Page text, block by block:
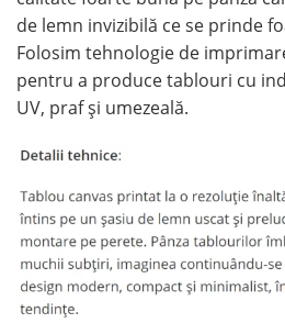
de lemn invizibilă ce se prinde
Folosim tehnologie de
pentru a produce tablouri cu
UV, praf și umezeală.